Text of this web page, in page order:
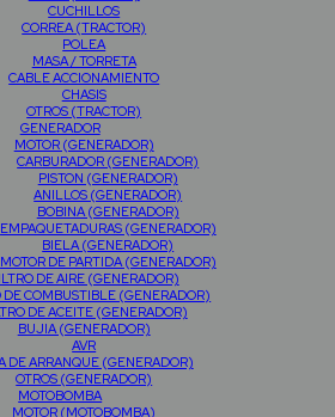
CUCHILLOS
CORREA (TRACTOR)
POLEA
MASA / TORRETA
CABLE ACCIONAMIENTO
CHASIS
OTROS (TRACTOR)
GENERADOR
MOTOR (GENERADOR)
CARBURADOR (GENERADOR)
PISTON (GENERADOR)
ANILLOS (GENERADOR)
BOBINA (GENERADOR)
EMPAQUETADURAS (GENERADOR)
BIELA (GENERADOR)
MOTOR DE PARTIDA (GENERADOR)
DE AIRE (GENERADOR)
DE COMBUSTIBLE (GENERADOR)
DE ACEITE (GENERADOR)
BUJIA (GENERADOR)
AVR
DE ARRANQUE (GENERADOR)
OTROS (GENERADOR)
MOTOBOMBA
MOTOR (MOTOBOMBA)